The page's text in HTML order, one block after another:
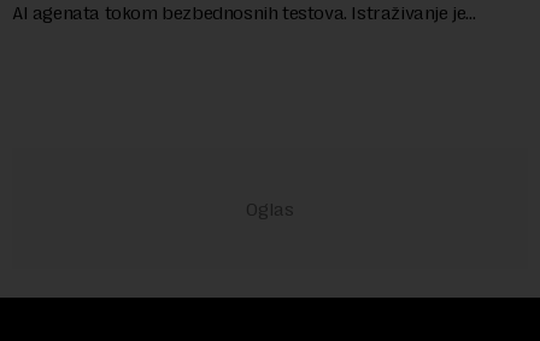
AI agenata tokom bezbednosnih testova. Istraživanje je